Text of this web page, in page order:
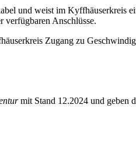
und weist im Kyffhäuserkreis
verfügbaren Anschlüsse.
Zugang zu
mit Stand 12.2024 und geben